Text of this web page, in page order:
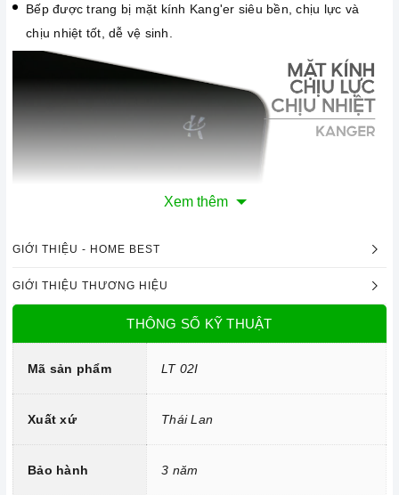
Bếp được trang bị mặt kính Kang'er siêu bền, chịu lực và
chịu nhiệt tốt, dễ vệ sinh.
Mặt kính Kang'er chịu lực, chịu nhiệt
Công nghệ hiện đại
Bo mạch IGBT SIMENS Made in Germany.
Đầu đốt EGO Made in Germany.
Công nghệ biến tần INVERTER tiết kiệm 40% điện năng.
Trang bị 9 dải công suất nấu.
Xem thêm
GIỚI THIỆU - HOME BEST
GIỚI THIỆU THƯƠNG HIỆU
THÔNG SỐ KỸ THUẬT
Mã sản phẩm LT 02I
Xuất xứ Thái Lan
Bảo hành 3 năm